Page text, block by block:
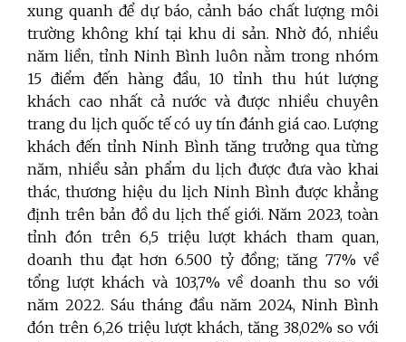
xung quanh để dự báo, cảnh báo chất lượng môi
trường không khí tại khu di sản. Nhờ đó, nhiều
năm liền, tỉnh Ninh Bình luôn nằm trong nhóm
15 điểm đến hàng đầu, 10 tỉnh thu hút lượng
khách cao nhất cả nước và được nhiều chuyên
trang du lịch quốc tế có uy tín đánh giá cao. Lượng
khách đến tỉnh Ninh Bình tăng trưởng qua từng
năm, nhiều sản phẩm du lịch được đưa vào khai
thác, thương hiệu du lịch Ninh Bình được khẳng
định trên bản đồ du lịch thế giới. Năm 2023, toàn
tỉnh đón trên 6,5 triệu lượt khách tham quan,
doanh thu đạt hơn 6.500 tỷ đồng; tăng 77% về
tổng lượt khách và 103,7% về doanh thu so với
năm 2022. Sáu tháng đầu năm 2024, Ninh Bình
đón trên 6,26 triệu lượt khách, tăng 38,02% so với